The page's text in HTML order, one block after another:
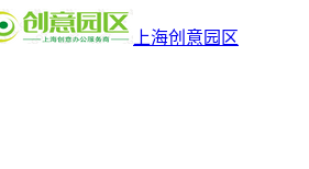
上海创意园区